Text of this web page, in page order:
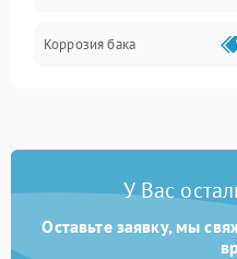
Коррозия бака
У Вас
Оставьте заявку, мы